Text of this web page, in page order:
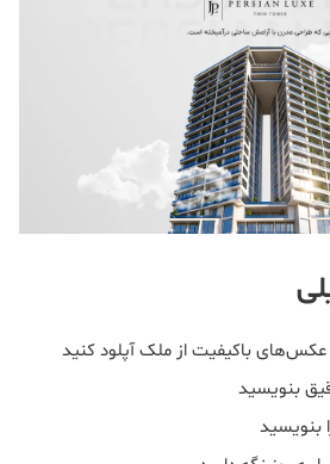
عکس‌های باکیفیت از ملک آپلود کنید
بنویسید
بنویسید